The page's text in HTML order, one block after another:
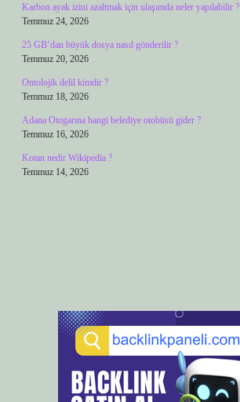
Karbon ayak izini azaltmak için ulaşımda neler yapılabilir ?
Temmuz 24, 2026
25 GB’dan büyük dosya nasıl gönderilir ?
Temmuz 20, 2026
Ontolojik delil kimdir ?
Temmuz 18, 2026
Adana Otogarına hangi belediye otobüsü gider ?
Temmuz 16, 2026
Kotan nedir Wikipedia ?
Temmuz 14, 2026